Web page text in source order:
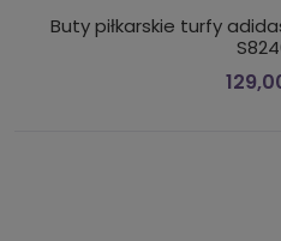
Buty piłkarskie turfy